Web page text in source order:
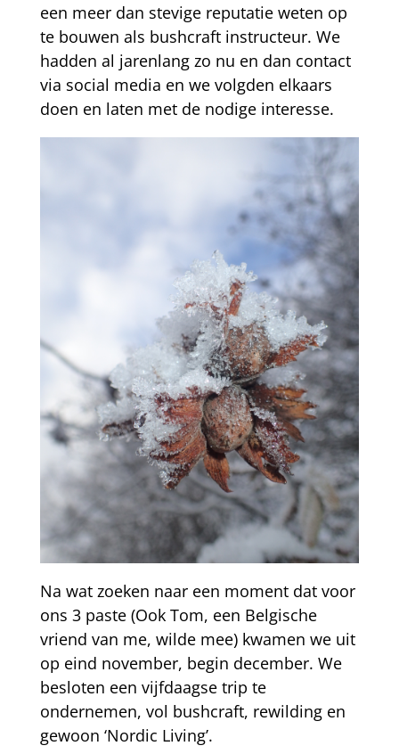
een meer dan stevige reputatie weten op
te bouwen als bushcraft instructeur. We
hadden al jarenlang zo nu en dan contact
via social media en we volgden elkaars
doen en laten met de nodige interesse.
Na wat zoeken naar een moment dat voor
ons 3 paste (Ook Tom, een Belgische
vriend van me, wilde mee) kwamen we uit
op eind november, begin december. We
besloten een vijfdaagse trip te
ondernemen, vol bushcraft, rewilding en
gewoon ‘Nordic Living’.